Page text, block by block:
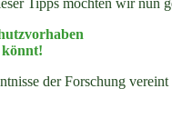
Tipps möchten wir nun
könnt!
der Forschung vereint